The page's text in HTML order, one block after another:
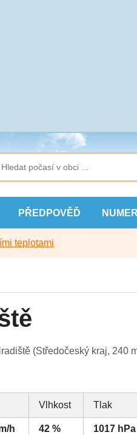
PŘEDPOVĚĎ
teplotami
(Středočeský kraj, 240
Vlhkost Tlak
h 42 % 1017 hPa